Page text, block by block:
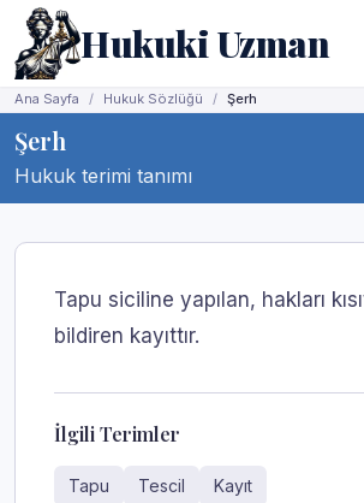
Hukuki Uzman
Ana Sayfa Hukuk Sözlüğü Şerh
Şerh
Hukuk terimi tanımı
Tapu siciline yapılan, hakları
bildiren kayıttır.
İlgili Terimler
Tapu Tescil Kayıt